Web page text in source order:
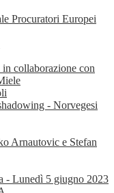
Procuratori Europei
collaborazione con
- Norvegesi
Arnautovic e Stefan
- Lunedì 5 giugno 2023